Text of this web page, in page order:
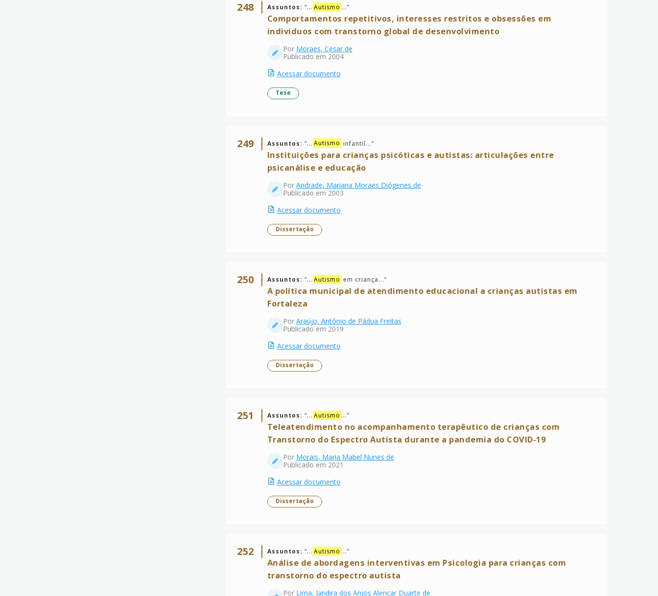
248 Assuntos: “... Autismo ...”
Comportamentos repetitivos, interesses restritos e obsessões em
individuos com transtorno global de desenvolvimento
Por Moraes, Cesar de
Publicado em 2004
Acessar documento
Tese
249 Assuntos: “... Autismo infantil...”
Instituições para crianças psicóticas e autistas: articulações entre
psicanálise e educação
Por Andrade, Mariana Moraes Diógenes de
Publicado em 2003
Acessar documento
Dissertação
250 Assuntos: “... Autismo em criança...”
A política municipal de atendimento educacional a crianças autistas em
Fortaleza
Por Araújo, Antônio de Pádua Freitas
Publicado em 2019
Acessar documento
Dissertação
251 Assuntos: “... Autismo ...”
Teleatendimento no acompanhamento terapêutico de crianças com
Transtorno do Espectro Autista durante a pandemia do COVID-19
Por Morais, Maria Mabel Nunes de
Publicado em 2021
Acessar documento
Dissertação
252 Assuntos: “... Autismo ...”
Análise de abordagens interventivas em Psicologia para crianças com
transtorno do espectro autista
Por Lima, Jandira dos Anjos Alencar Duarte de